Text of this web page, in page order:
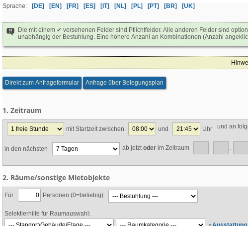
Sprache: [DE] [EN] [FR] [ES] [IT] [NL] [PL] [PT] [BR] [UK]
Die mit einem ✔ versehenen Felder sind Pflichtfelder. Alle anderen Felder sind
unabhängig der Bestuhlung. Eine höhere Anzahl an Kombinationen (Anzahl
Direkt zum Anfrageformular Anfrage über Belegungsplan
1. Zeitraum
mit Startzeit zwischen und Uhr und an
in den nächsten ab jetztoder im Zeitraum
2. Räume/sonstige Mietobjekte
Für Personen (0=beliebig)
Selektierhilfe für Raumauswahl: